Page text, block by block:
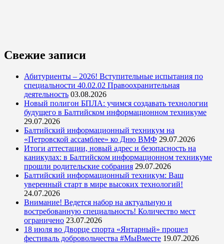
Свежие записи
Абитуриенты – 2026! Вступительные испытания по
специальности 40.02.02 Правоохранительная
деятельность 03.08.2026
Новый полигон БПЛА: учимся создавать технологии
будущего в Балтийском информационном техникуме
29.07.2026
Балтийский информационный техникум на
«Петровской ассамблее» ко Дню ВМФ 29.07.2026
Итоги аттестации, новый адрес и безопасность на
каникулах: в Балтийском информационном техникуме
прошли родительские собрания 29.07.2026
Балтийский информационный техникум: Ваш
уверенный старт в мире высоких технологий!
24.07.2026
Внимание! Ведется набор на актуальную и
востребованную специальность! Количество мест
ограничено 23.07.2026
18 июля во Дворце спорта «Янтарный» прошел
фестиваль добровольчества #МыВместе 19.07.2026